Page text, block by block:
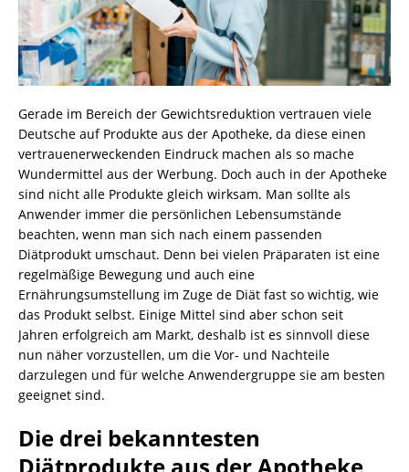
Gerade im Bereich der Gewichtsreduktion vertrauen viele
Deutsche auf Produkte aus der Apotheke, da diese einen
vertrauenerweckenden Eindruck machen als so mache
Wundermittel aus der Werbung. Doch auch in der Apotheke
sind nicht alle Produkte gleich wirksam. Man sollte als
Anwender immer die persönlichen Lebensumstände
beachten, wenn man sich nach einem passenden
Diätprodukt umschaut. Denn bei vielen Präparaten ist eine
regelmäßige Bewegung und auch eine
Ernährungsumstellung im Zuge de Diät fast so wichtig, wie
das Produkt selbst. Einige Mittel sind aber schon seit
Jahren erfolgreich am Markt, deshalb ist es sinnvoll diese
nun näher vorzustellen, um die Vor- und Nachteile
darzulegen und für welche Anwendergruppe sie am besten
geeignet sind.
Die drei bekanntesten